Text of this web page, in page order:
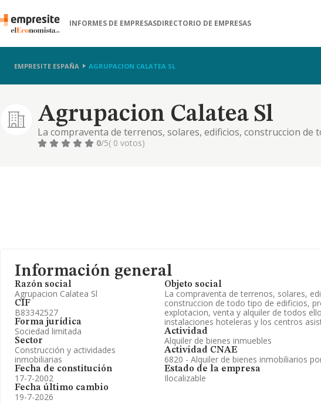
INFORMES DE EMPRESASDIRECTORIO DE EMPRESAS
EMPRESITE ESPAÑA AGRUPACION CALATEA SL
Agrupacion Calatea Sl
La compraventa de terrenos, solares, edificios, construccion de
explotacion, venta y alquiler de todos ellos, inclusive las
0/5( 0 votos)
Información general
Razón social
Agrupacion Calatea Sl
CIF
B83342527
Forma jurídica
Sociedad limitada
Sector
Construcción y actividades
inmobiliarias
Fecha de constitución
17-7-2002
Fecha último cambio
19-7-2026
Objeto social
La compraventa de terrenos, solares,
construccion de todo tipo de edificios,
explotacion, venta y alquiler de todos
instalaciones hoteleras y los centros
Actividad
Alquiler de bienes inmuebles
Actividad CNAE
6820 - Alquiler de bienes inmobiliarios
Estado de la empresa
Ilocalizable